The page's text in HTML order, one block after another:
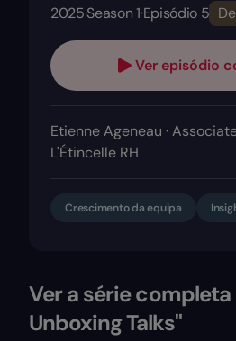
2025·Season 1·Episódio 5
Ver episódio
Etienne Ageneau ·
L'Étincelle RH
Crescimento da equipa
Ver a série completa
Unboxing Talks"